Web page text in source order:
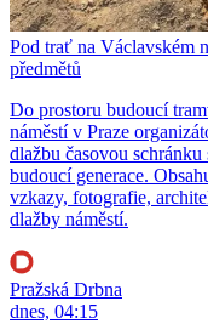
Pod trať na Václavském
předmětů
Do prostoru budoucí
náměstí v Praze
dlažbu časovou
budoucí generace.
vzkazy, fotografie,
dlažby náměstí.
Pražská Drbna
dnes, 04:15